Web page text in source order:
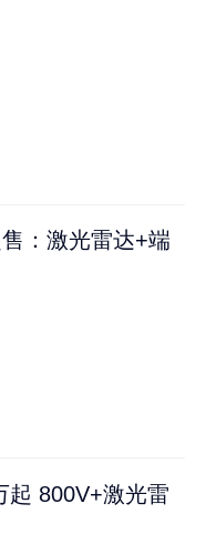
：激光雷达+端
起 800V+激光雷